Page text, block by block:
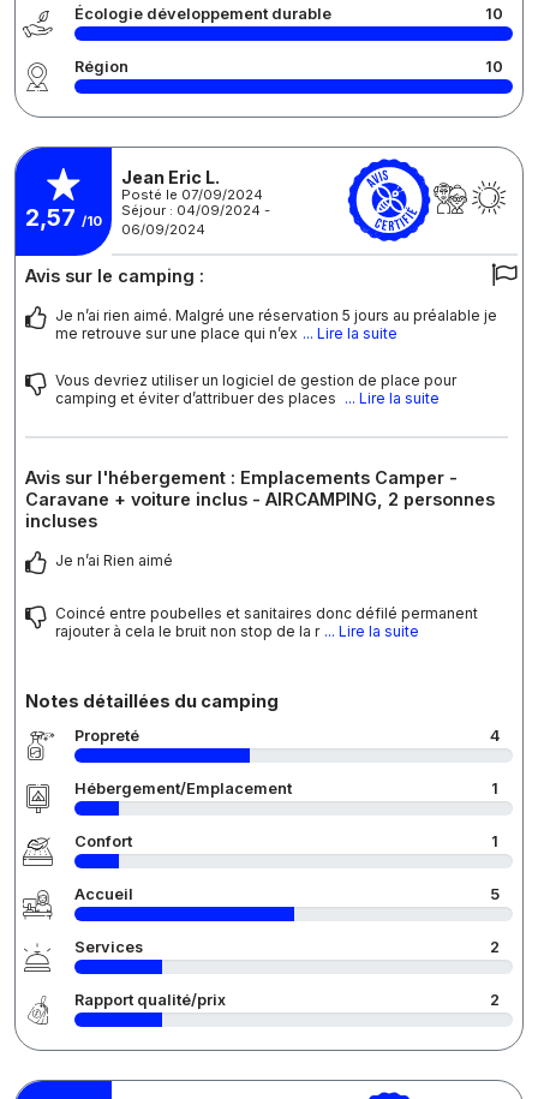
Écologie développement durable 10
Région 10
2,57 /10
Jean Eric L.
Posté le 07/09/2024
Séjour : 04/09/2024 -
06/09/2024
Avis sur le camping :
Je n’ai rien aimé. Malgré une réservation 5 jours au préalable je
me retrouve sur une place qui n’ex ... Lire la suite
Vous devriez utiliser un logiciel de gestion de place pour
camping et éviter d’attribuer des places ... Lire la suite
Avis sur l'hébergement : Emplacements Camper -
Caravane + voiture inclus - AIRCAMPING, 2 personnes
incluses
Je n’ai Rien aimé
Coincé entre poubelles et sanitaires donc défilé permanent
rajouter à cela le bruit non stop de la r ... Lire la suite
Notes détaillées du camping
Propreté 4
Hébergement/Emplacement 1
Confort 1
Accueil 5
Services 2
Rapport qualité/prix 2